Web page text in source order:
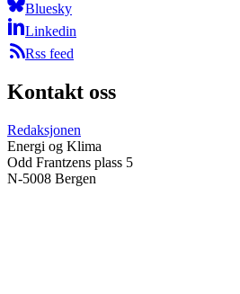
Bluesky
Linkedin
Rss feed
Kontakt oss
Redaksjonen
Energi og Klima
Odd Frantzens plass 5
N-5008 Bergen